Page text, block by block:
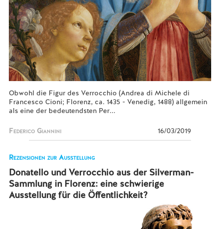
Obwohl die Figur des Verrocchio (Andrea di Michele di
Francesco Cioni; Florenz, ca. 1435 - Venedig, 1488) allgemein
als eine der bedeutendsten Per...
Federico Giannini 16/03/2019
Rezensionen zur Ausstellung
Donatello und Verrocchio aus der Silverman-
Sammlung in Florenz: eine schwierige
Ausstellung für die Öffentlichkeit?